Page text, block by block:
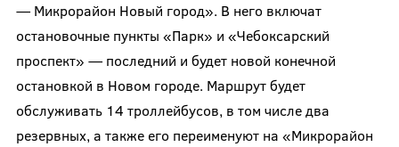
— Микрорайон Новый город». В него включат
остановочные пункты «Парк» и «Чебоксарский
проспект» — последний и будет новой конечной
остановкой в Новом городе. Маршрут будет
обслуживать 14 троллейбусов, в том числе два
резервных, а также его переименуют на «Микрорайон